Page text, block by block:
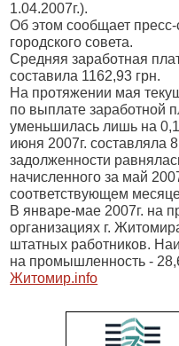
1.04.2007г.).
Об этом сообщает
городского совета.
Средняя заработная
составила 1162,93 грн.
На протяжении мая
по выплате заработной
уменьшилась лишь на
июня 2007г. составляла
задолженности
начисленного за май
соответствующем
В январе-мае 2007г. на
организациях г.
штатных работников.
на промышленность -
Житомир.info